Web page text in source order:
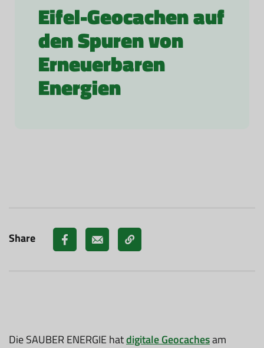
Eifel-Geocachen auf
den Spuren von
Erneuerbaren
Energien
Share
Die SAUBER ENERGIE hatdigitale Geocachesam